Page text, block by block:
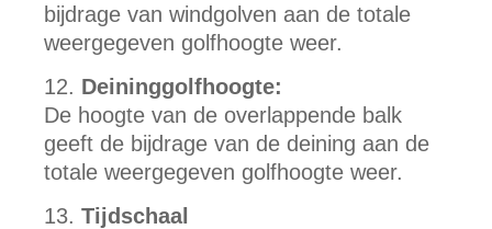
bijdrage van windgolven aan de totale
weergegeven golfhoogte weer.
Deininggolfhoogte:
De hoogte van de overlappende balk
geeft de bijdrage van de deining aan de
totale weergegeven golfhoogte weer.
Tijdschaal